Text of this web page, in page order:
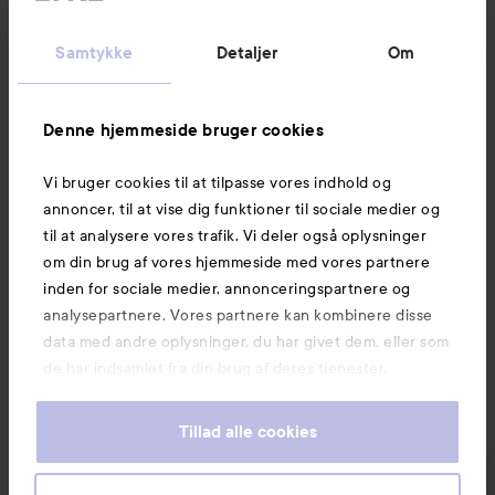
Samtykke Detaljer Om
Denne hjemmeside bruger cookies
Vi bruger cookies til at tilpasse vores indhold og
annoncer, til at vise dig funktioner til sociale medier og
til at analysere vores trafik. Vi deler også oplysninger
om din brug af vores hjemmeside med vores partnere
inden for sociale medier, annonceringspartnere og
analysepartnere. Vores partnere kan kombinere disse
data med andre oplysninger, du har givet dem, eller som
de har indsamlet fra din brug af deres tjenester.
Tillad alle cookies
Kundeservice
Information
Mere at udforske